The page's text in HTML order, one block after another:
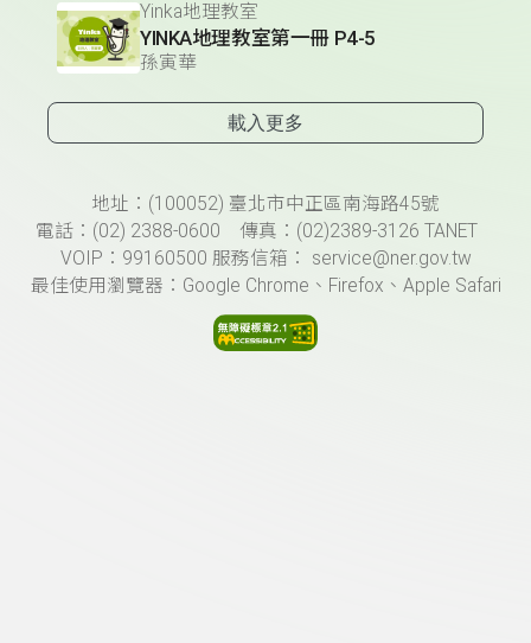
Yinka地理教室
YINKA地理教室第一冊 P4-5
孫寅華
載入更多
頁尾資訊地址：(100052) 臺北市中正區南海路45號
電話：(02) 2388-0600 傳真：(02)2389-3126 TANET
VOIP：99160500 服務信箱： service@ner.gov.tw
最佳使用瀏覽器：Google Chrome、Firefox、Apple Safari